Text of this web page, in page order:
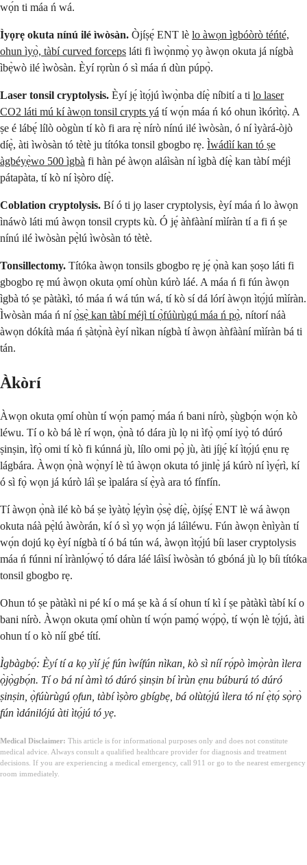
wọ́n ti máa ń wá.
Ìyọrẹ okuta nínú ilé ìwòsàn. Òjíṣẹ́ ENT lè lo àwọn ìgbóòrò téńté,
ohun ìyọ̀, tàbí curved forceps láti fi ìwọ̀nmọ̀ yọ àwọn okuta já nígbà
ìbẹ̀wò ilé ìwòsàn. Èyí rọrùn ó sì máa ń dùn púpọ̀.
Laser tonsil cryptolysis. Èyí jẹ́ ìtọ́jú ìwọ̀nba díẹ̀ níbití a ti lo laser
CO2 láti mú kí àwọn tonsil crypts yá tí wọ́n máa ń kó ohun ìkórìtọ̀. A
ṣe é lábẹ́ lílò oògùn tí kò fi ara rẹ̀ nírò nínú ilé ìwòsàn, ó ní ìyàrá-òjò
díẹ̀, àti ìwòsàn tó tètè ju títóka tonsil gbogbo rẹ. Ìwádìí kan tó ṣe
àgbéyẹ̀wo 500 ìgbà fi hàn pé àwọn aláìsàn ní ìgbà díẹ̀ kan tàbí méjì
pátapàta, tí kò ní ìṣòro díẹ̀.
Coblation cryptolysis. Bí ó ti jọ laser cryptolysis, èyí máa ń lo àwọn
ìnáwò láti mú àwọn tonsil crypts kù. Ó jẹ́ àǹfààní mìíràn tí a fi ń ṣe
nínú ilé ìwòsàn pẹ̀lú ìwòsàn tó tètè.
Tonsillectomy. Títóka àwọn tonsils gbogbo rẹ jẹ́ ọ̀nà kan ṣoṣo láti fi
gbogbo rẹ mú àwọn okuta ọmí ohùn kúrò láé. A máa ń fi fún àwọn
ìgbà tó ṣe pàtàkì, tó máa ń wá tún wá, tí kò sí dá lórí àwọn ìtọ́jú mìíràn.
Ìwòsàn máa ń níọ̀sẹ̀ kan tàbí méjì tí ọ̀fúùrùgú máa ń pọ̀, nítorí náà
àwọn dókítà máa ń ṣàtọ̀nà èyí nìkan nígbà tí àwọn àǹfààní mìíràn bá ti
tán.
Àkòrí
Àwọn okuta ọmí ohùn tí wọ́n pamọ́ máa ń bani nírò, ṣùgbọ́n wọ́n kò
léwu. Tí o kò bá lè rí wọn, ọ̀nà tó dára jù lọ ni ìfọ̀ ọmí iyọ̀ tó dúró
ṣinṣin, ìfọ̀ omi tí kò fi kúnná jù, lílo omi pọ̀ jù, àti jíjẹ́ kí ìtọ́jú ẹnu rẹ
lágbára. Àwọn ọ̀nà wọ̀nyí lè tú àwọn okuta tó jinlẹ̀ já kúrò ní ìyẹ́rì, kí
ó sì fọ̀ wọn já kúrò láì ṣe ìpalára sí ẹ̀yà ara tó fínfín.
Tí àwọn ọ̀nà ilé kò bá ṣe ìyàtọ̀ lẹ́yìn ọ̀sẹ̀ díẹ̀, òjíṣẹ́ ENT lè wá àwọn
okuta náà pẹ̀lú àwòrán, kí ó sì yọ wọ́n já láìléwu. Fún àwọn ènìyàn tí
wọ́n dojú kọ èyí nígbà tí ó bá tún wá, àwọn ìtọ́jú bíi laser cryptolysis
máa ń fúnni ní ìrànlọ́wọ́ tó dára láé láìsí ìwòsàn tó gbóná jù lọ bíi títóka
tonsil gbogbo rẹ.
Ohun tó ṣe pàtàkì ni pé kí o má ṣe kà á sí ohun tí kì í ṣe pàtàkì tàbí kí o
bani nírò. Àwọn okuta ọmí ohùn tí wọ́n pamọ́ wọ́pọ̀, tí wọ́n lè tọ́jú, àti
ohun tí o kò níí gbé títí.
Ìgbàgbọ́: Èyí tí a kọ yìí jẹ́ fún ìwífún nìkan, kò sì níí rọ́pò ìmọ̀ràn ìlera
ọ̀jọ̀gbọ́n. Tí o bá ní àmì tó dúró ṣinṣin bí ìrùn ẹnu búburú tó dúró
ṣinṣin, ọ̀fúùrùgú ọfun, tàbí ìṣòro gbígbẹ, bá olùtọ́jú ìlera tó ní ẹ̀tọ́ sọ̀rọ̀
fún ìdánilójú àti ìtọ́jú tó yẹ.
Medical Disclaimer: This article is for informational purposes only and does not constitute
medical advice. Always consult a qualified healthcare provider for diagnosis and treatment
decisions. If you are experiencing a medical emergency, call 911 or go to the nearest emergency
room immediately.